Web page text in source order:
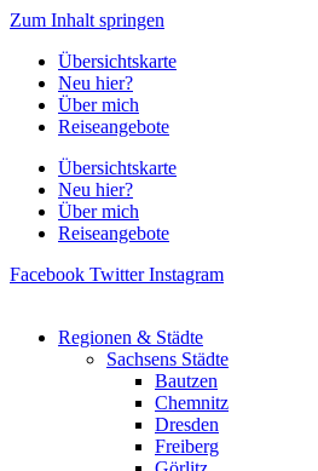
Zum Inhalt springen
Übersichtskarte
Neu hier?
Über mich
Reiseangebote
Übersichtskarte
Neu hier?
Über mich
Reiseangebote
Facebook Twitter Instagram
Regionen & Städte
Sachsens Städte
Bautzen
Chemnitz
Dresden
Freiberg